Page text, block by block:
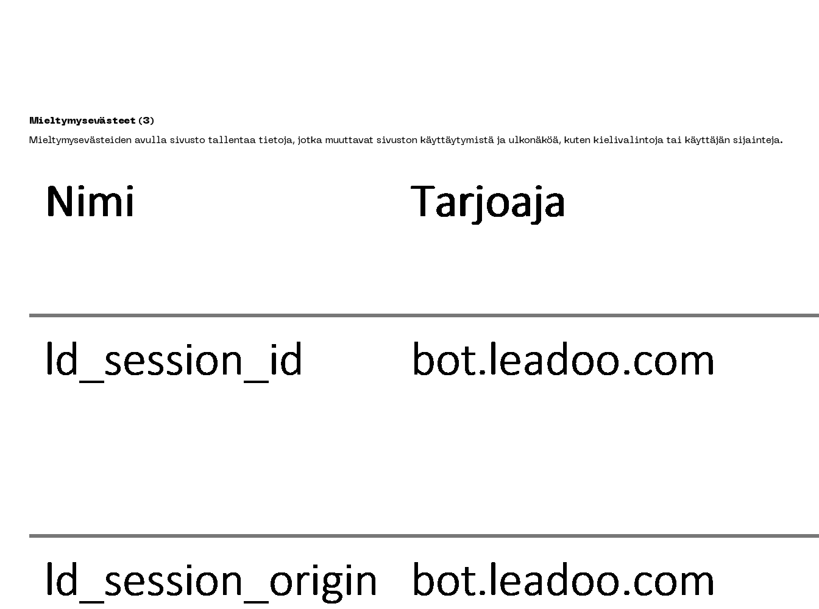
Mieltymysevästeet (3)
Mieltymysevästeiden avulla sivusto tallentaa tietoja, jotka muuttavat sivuston käyttäytymistä ja ulkonäköä, kuten kielivalintoja tai käyttäjän sijainteja.